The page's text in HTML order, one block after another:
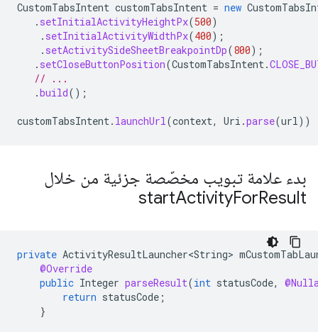
CustomTabsIntent customTabsIntent = new
. setInitialActivityHeightPx(500)
. setInitialActivityWidthPx(400);
. setActivitySideSheetBreakpointDp(800);
. setCloseButtonPosition(CustomTabsIntent.
// ...
.build();
customTabsIntent. launchUrl(context, Uri .parse(url))
بدء علامة تبويب مخصّصة جزئية من خلال
startActivityForResult
private ActivityResultLauncher<String>
@Override
public Integer parseResult(int statusCode,
return statusCode ;
}